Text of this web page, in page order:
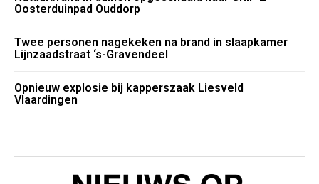
Oosterduinpad Ouddorp
Twee personen nagekeken na brand in slaapkamer
Lijnzaadstraat ‘s-Gravendeel
Opnieuw explosie bij kapperszaak Liesveld
Vlaardingen